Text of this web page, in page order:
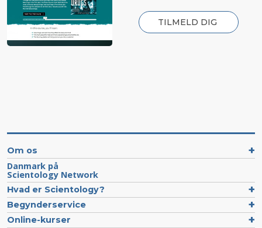
TILMELD DIG
Om os
Danmark på
Scientology Network
Hvad er Scientology?
Begynderservice
Online-kurser